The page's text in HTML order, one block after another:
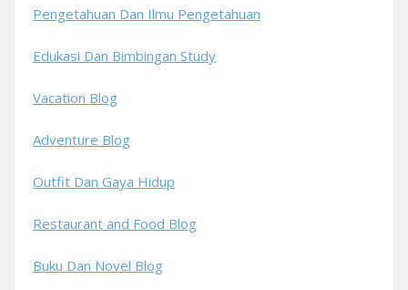
Pengetahuan Dan Ilmu Pengetahuan
Edukasi Dan Bimbingan Study
Vacation Blog
Adventure Blog
Outfit Dan Gaya Hidup
Restaurant and Food Blog
Buku Dan Novel Blog